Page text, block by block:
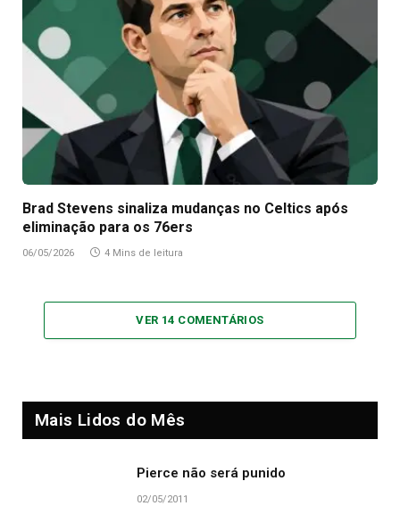
Brad Stevens sinaliza mudanças no Celtics após
eliminação para os 76ers
06/05/2026 4 Mins de leitura
VER 14 COMENTÁRIOS
Mais Lidos do Mês
Pierce não será punido
02/05/2011